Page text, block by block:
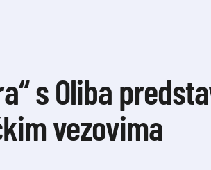
s Oliba
vezovima